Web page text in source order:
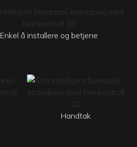
Enkel å installere og betjene
Handtak